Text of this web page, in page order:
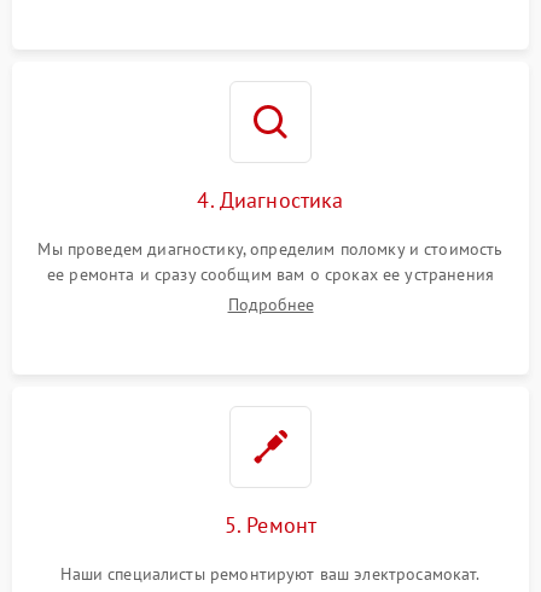
4. Диагностика
Мы проведем диагностику, определим поломку и стоимость
ее ремонта и сразу сообщим вам о сроках ее устранения
Подробнее
5. Ремонт
Наши специалисты ремонтируют ваш электросамокат.